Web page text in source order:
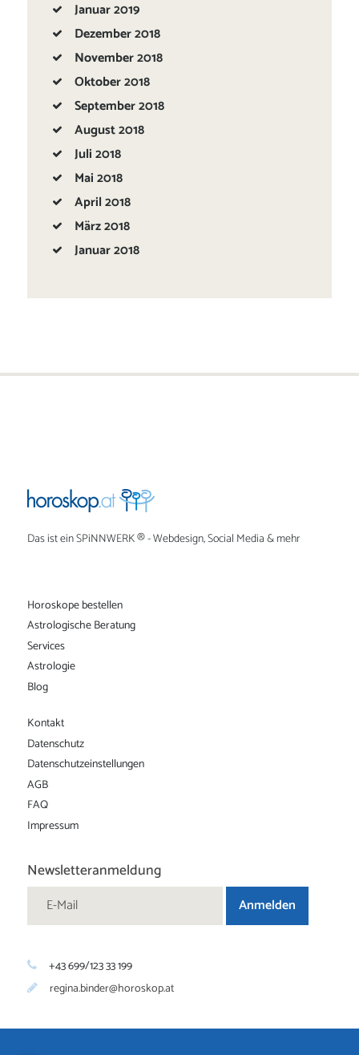
Januar2019
Dezember2018
November2018
Oktober2018
September2018
August2018
Juli2018
Mai2018
April2018
März2018
Januar2018
Das ist einSPiNNWERK® - Webdesign, Social Media & mehr
Horoskope bestellen
Astrologische Beratung
Services
Astrologie
Blog
Kontakt
Datenschutz
Datenschutz­einstellungen
AGB
FAQ
Impressum
Newsletteranmeldung
+43 699/123 33 199
regina.binder@horoskop.at